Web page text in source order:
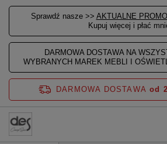
Sprawdź nasze >> AKTUALNE
Kupuj więcej i płać
DARMOWA DOSTAWA NA
WYBRANYCH MAREK MEBLI I
DARMOWA DOSTAWA od